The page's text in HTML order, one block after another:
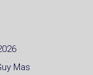
Mas